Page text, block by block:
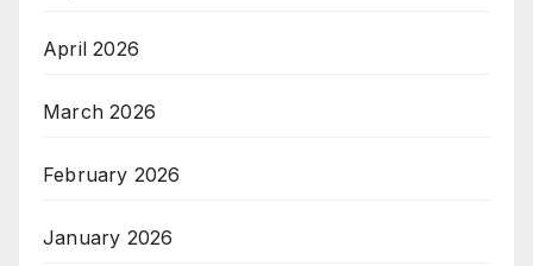
April 2026
March 2026
February 2026
January 2026